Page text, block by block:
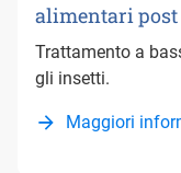
alimentari post
Trattamento a
gli insetti.
Maggiori